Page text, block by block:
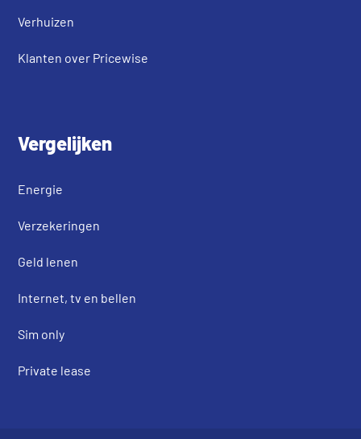
Verhuizen
Klanten over Pricewise
Vergelijken
Energie
Verzekeringen
Geld lenen
Internet, tv en bellen
Sim only
Private lease